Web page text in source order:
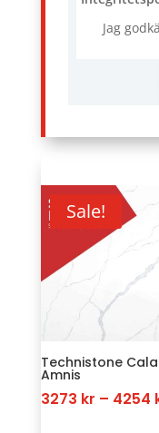
Jag
Sale!
Technistone
Amnis
3273 kr – 4254